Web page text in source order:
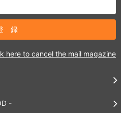
here to cancel the mail magazine
-